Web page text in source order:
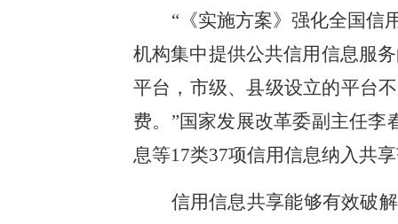
“《实施方案》强化全国信
机构集中提供公共信用信息服
平台，市级、县级设立的平台
费。”国家发展改革委副主任
息等17类37项信用信息纳入共
信用信息共享能够有效破